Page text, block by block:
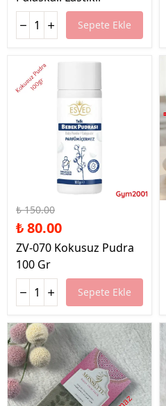
Sepete Ekle
%47 İndirim
₺ 150.00
₺ 80.00
ZV-070 Kokusuz Pudra
100 Gr
Sepete Ekle